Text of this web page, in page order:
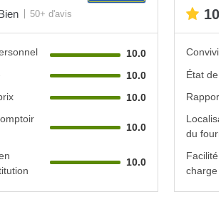
50+ d'avis
10.0
10.0
10.0
10.0
10.0
État
du
charge